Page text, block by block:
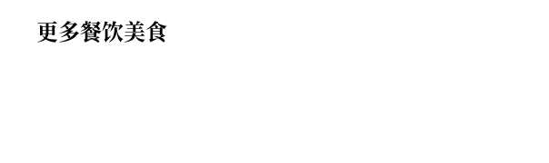
更多餐饮美食